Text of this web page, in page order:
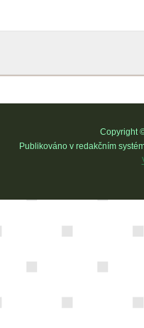
Copyright
Publikováno v redakčním